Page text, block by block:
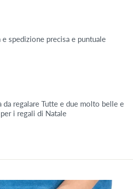
spedizione precisa e puntuale
da regalare Tutte e due molto belle e
i regali di Natale